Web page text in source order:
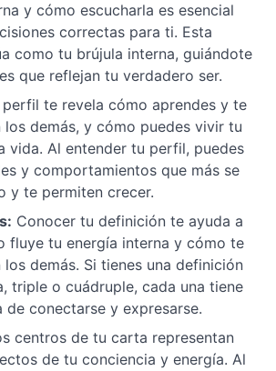
y cómo escucharla es esencial
correctas para ti. Esta
como tu brújula interna, guiándote
que reflejan tu verdadero ser.
perfil te revela cómo aprendes y te
los demás, y cómo puedes vivir tu
vida. Al entender tu perfil, puedes
y comportamientos que más se
y te permiten crecer.
Conocer tu definición te ayuda a
fluye tu energía interna y cómo te
los demás. Si tienes una definición
triple o cuádruple, cada una tiene
de conectarse y expresarse.
centros de tu carta representan
de tu conciencia y energía. Al